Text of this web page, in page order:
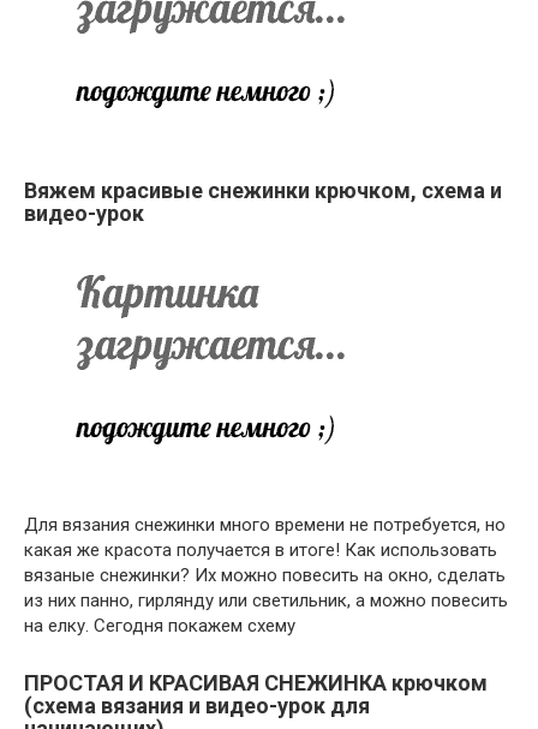
Вяжем красивые снежинки крючком, схема и
видео-урок
Для вязания снежинки много времени не потребуется, но
какая же красота получается в итоге! Как использовать
вязаные снежинки? Их можно повесить на окно, сделать
из них панно, гирлянду или светильник, а можно повесить
на елку. Сегодня покажем схему
ПРОСТАЯ И КРАСИВАЯ СНЕЖИНКА крючком
(схема вязания и видео-урок для